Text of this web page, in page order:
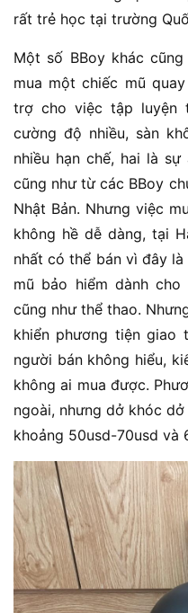
rất trẻ học tại trường
Một số BBoy khác
mua một chiếc mũ
trợ cho việc tập luyện
cường độ nhiều, sàn
nhiều hạn chế, hai là
cũng như từ các BBoy
Nhật Bản. Nhưng việc
không hề dễ dàng, tại
nhất có thể bán vì đây
mũ bảo hiểm dành
cũng như thể thao.
khiển phương tiện giao
người bán không hiểu,
không ai mua được.
ngoài, nhưng dở khóc
khoảng 50usd-70usd